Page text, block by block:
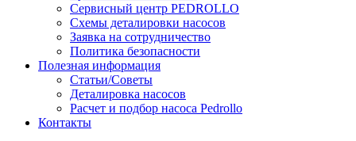
Сервисный центр PEDROLLO
Схемы деталировки насосов
Заявка на сотрудничество
Политика безопасности
Полезная информация
Статьи/Советы
Деталировка насосов
Расчет и подбор насоса Pedrollo
Контакты